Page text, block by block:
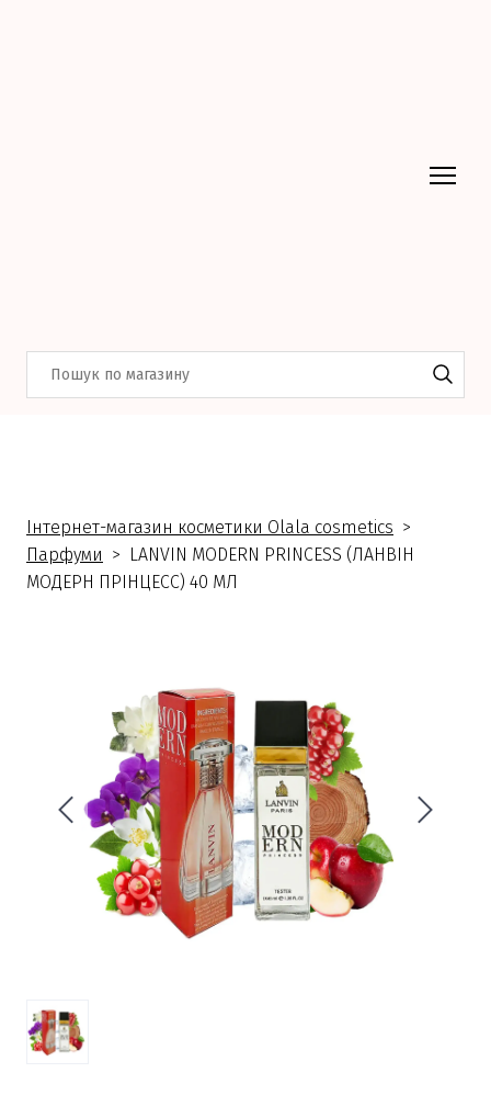
Інтернет-магазин косметики Olala cosmetics
Парфуми
LANVIN MODERN PRINCESS (ЛАНВІН
МОДЕРН ПРІНЦЕСС) 40 МЛ